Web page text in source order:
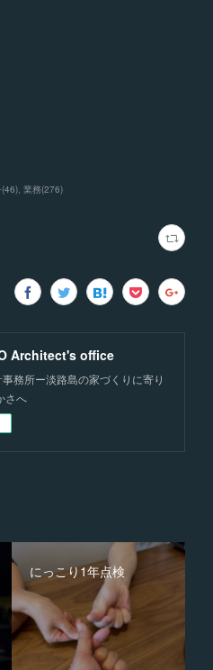
(46) 業務(276)
Architect's office
務所ー淡路島の家づくりに寄り
さへ
にっこり1年点検